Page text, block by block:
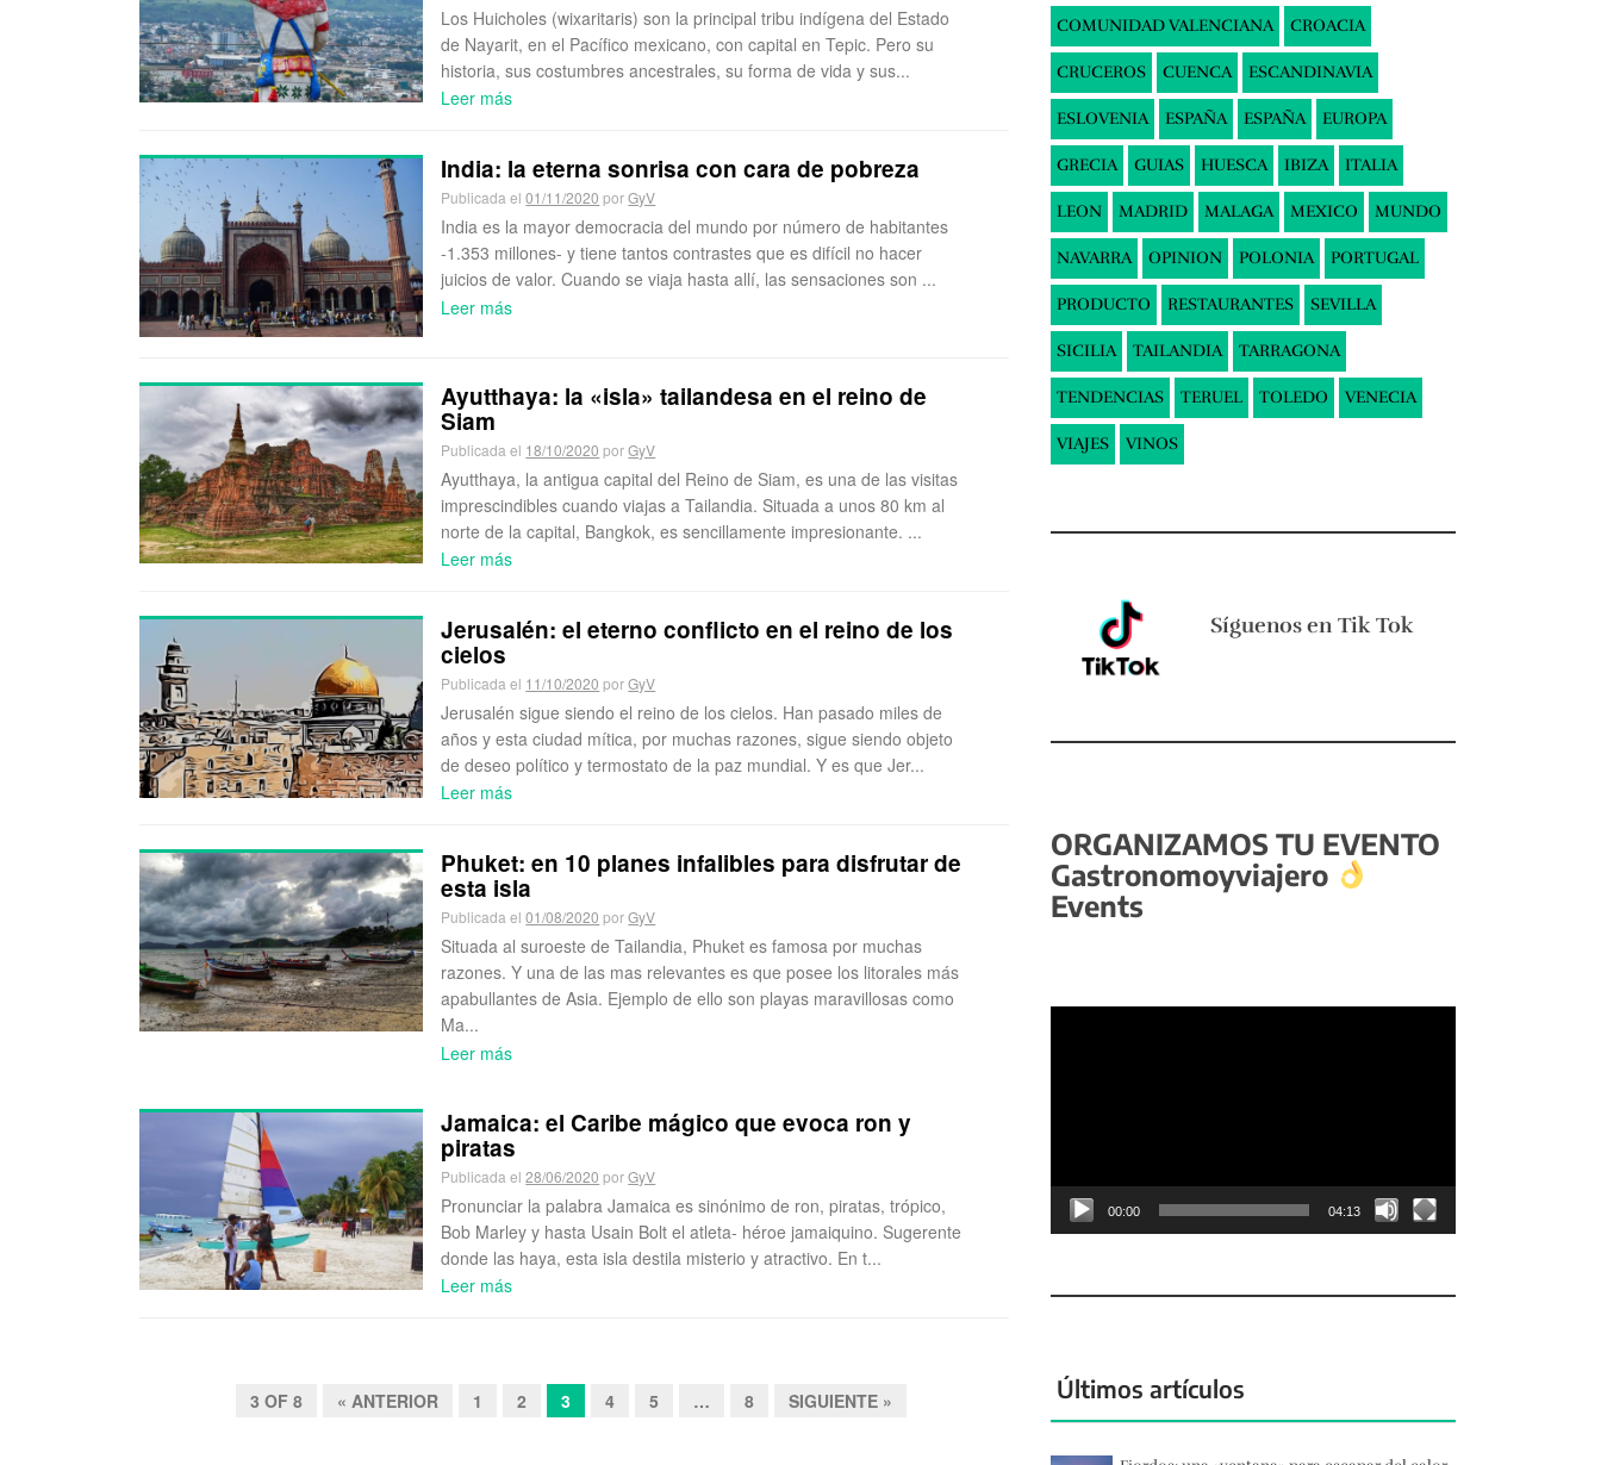
Los Huicholes (wixaritaris) son la principal tribu indígena del Estado
de Nayarit, en el Pacífico mexicano, con capital en Tepic. Pero su
historia, sus costumbres ancestrales, su forma de vida y sus...
Leer más
India: la eterna sonrisa con cara de pobreza
Publicada el01/11/2020 porGyV
India es la mayor democracia del mundo por número de habitantes
-1.353 millones- y tiene tantos contrastes que es difícil no hacer
juicios de valor. Cuando se viaja hasta allí, las sensaciones son ...
Leer más
Ayutthaya: la «isla» tailandesa en el reino de
Siam
Publicada el 18/10/2020 porGyV
Ayutthaya, la antigua capital del Reino de Siam, es una de las visitas
imprescindibles cuando viajas a Tailandia. Situada a unos 80 km al
norte de la capital, Bangkok, es sencillamente impresionante. ...
Leer más
Jerusalén: el eterno conflicto en el reino de los
cielos
Publicada el 11/10/2020 porGyV
Jerusalén sigue siendo el reino de los cielos. Han pasado miles de
años y esta ciudad mítica, por muchas razones, sigue siendo objeto
de deseo político y termostato de la paz mundial. Y es que Jer...
Leer más
Phuket: en 10 planes infalibles para disfrutar de
esta isla
Publicada el01/08/2020 porGyV
Situada al suroeste de Tailandia, Phuket es famosa por muchas
razones. Y una de las mas relevantes es que posee los litorales más
apabullantes de Asia. Ejemplo de ello son playas maravillosas como
Ma...
Leer más
Jamaica: el Caribe mágico que evoca ron y
piratas
Publicada el28/06/2020 porGyV
Pronunciar la palabra Jamaica es sinónimo de ron, piratas, trópico,
Bob Marley y hasta Usain Bolt el atleta- héroe jamaiquino. Sugerente
donde las haya, esta isla destila misterio y atractivo. En t...
Leer más
3 OF 8 « ANTERIOR 1 2 3 4 5 … 8 SIGUIENTE »
COMUNIDAD VALENCIANA CROACIA
CRUCEROS CUENCA ESCANDINAVIA
ESLOVENIA ESPAÑA ESPAÑA EUROPA
GRECIA GUIAS HUESCA IBIZA ITALIA
LEON MADRID MALAGA MEXICO MUNDO
NAVARRA OPINION POLONIA PORTUGAL
PRODUCTO RESTAURANTES SEVILLA
SICILIA TAILANDIA TARRAGONA
TENDENCIAS TERUEL TOLEDO VENECIA
VIAJES VINOS
Síguenos en Tik Tok
ORGANIZAMOS TU EVENTO
Gastronomoyviajero
Events
00:00 04:13
Últimos artículos